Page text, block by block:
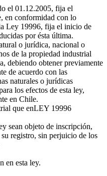
el 01.12.2005, fija el
en conformidad con lo
Ley 19996, fija el inicio de
por ésta última.
o jurídica, nacional o
de la propiedad industrial
debiendo obtener previamente
de acuerdo con las
naturales o jurídicas
los efectos de esta ley,
en Chile.
que enLEY 19996
sean objeto de inscripción,
registro, sin perjuicio de los
en esta ley.